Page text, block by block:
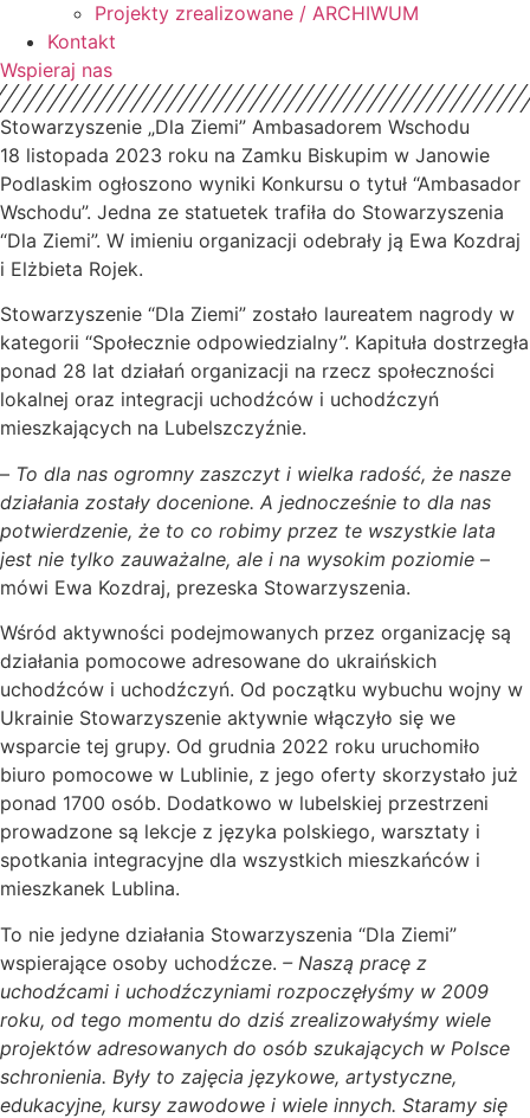
Projekty zrealizowane / ARCHIWUM
Kontakt
Wspieraj nas
Stowarzyszenie „Dla Ziemi” Ambasadorem Wschodu
18 listopada 2023 roku na Zamku Biskupim w Janowie
Podlaskim ogłoszono wyniki Konkursu o tytuł “Ambasador
Wschodu”. Jedna ze statuetek trafiła do Stowarzyszenia
“Dla Ziemi”. W imieniu organizacji odebrały ją Ewa Kozdraj
i Elżbieta Rojek.
Stowarzyszenie “Dla Ziemi” zostało laureatem nagrody w
kategorii “Społecznie odpowiedzialny”. Kapituła dostrzegła
ponad 28 lat działań organizacji na rzecz społeczności
lokalnej oraz integracji uchodźców i uchodźczyń
mieszkających na Lubelszczyźnie.
– To dla nas ogromny zaszczyt i wielka radość, że nasze
działania zostały docenione. A jednocześnie to dla nas
potwierdzenie, że to co robimy przez te wszystkie lata
jest nie tylko zauważalne, ale i na wysokim poziomie –
mówi Ewa Kozdraj, prezeska Stowarzyszenia.
Wśród aktywności podejmowanych przez organizację są
działania pomocowe adresowane do ukraińskich
uchodźców i uchodźczyń. Od początku wybuchu wojny w
Ukrainie Stowarzyszenie aktywnie włączyło się we
wsparcie tej grupy. Od grudnia 2022 roku uruchomiło
biuro pomocowe w Lublinie, z jego oferty skorzystało już
ponad 1700 osób. Dodatkowo w lubelskiej przestrzeni
prowadzone są lekcje z języka polskiego, warsztaty i
spotkania integracyjne dla wszystkich mieszkańców i
mieszkanek Lublina.
To nie jedyne działania Stowarzyszenia “Dla Ziemi”
wspierające osoby uchodźcze. – Naszą pracę z
uchodźcami i uchodźczyniami rozpoczęłyśmy w 2009
roku, od tego momentu do dziś zrealizowałyśmy wiele
projektów adresowanych do osób szukających w Polsce
schronienia. Były to zajęcia językowe, artystyczne,
edukacyjne, kursy zawodowe i wiele innych. Staramy się